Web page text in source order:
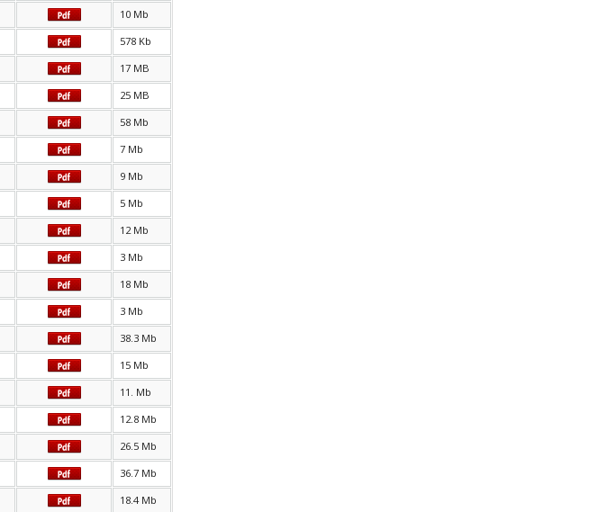
10 Mb
578 Kb
17 MB
25 MB
58 Mb
7 Mb
9 Mb
5 Mb
12 Mb
3 Mb
18 Mb
3 Mb
38.3 Mb
15 Mb
11. Mb
12.8 Mb
26.5 Mb
36.7 Mb
18.4 Mb